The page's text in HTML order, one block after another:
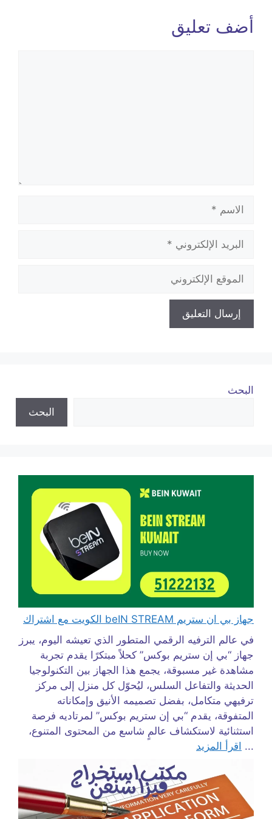
أضف تعليق
الإلكتروني
الإلكتروني
البحث
البحث
جهاز بي ان ستريم beIN STREAM الكويت مع اشتراك
في عالم الترفيه الرقمي المتطور الذي تعيشه اليوم، يبرز
جهاز “بي إن ستريم بوكس” كحلاً مبتكرًا يقدم تجربة
مشاهدة غير مسبوقة، يجمع هذا الجهاز بين التكنولوجيا
الحديثة والتفاعل السلس، ليُحوّل كل منزل إلى مركز
ترفيهي متكامل، بفضل تصميمه الأنيق وإمكاناته
المتفوقة، يقدم “بي إن ستريم بوكس” لمرتاديه فرصة
استثنائية لاستكشاف عالمٍ شاسع من المحتوى المتنوع،
... اقرأ المزيد